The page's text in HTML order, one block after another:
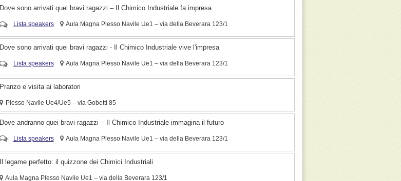
Dove sono arrivati quei bravi ragazzi – Il Chimico Industriale fa impresa
Lista speakers Aula Magna Plesso Navile Ue1 – via della Beverara 123/1
Dove sono arrivati quei bravi ragazzi - Il Chimico Industriale vive l'impresa
Lista speakers Aula Magna Plesso Navile Ue1 – via della Beverara 123/1
Pranzo e visita ai laboratori
Plesso Navile Ue4/Ue5 – via Gobetti 85
Dove andranno quei bravi ragazzi – Il Chimico Industriale immagina il futuro
Lista speakers Aula Magna Plesso Navile Ue1 – via della Beverara 123/1
Il legame perfetto: il quizzone dei Chimici Industriali
Aula Magna Plesso Navile Ue1 – via della Beverara 123/1